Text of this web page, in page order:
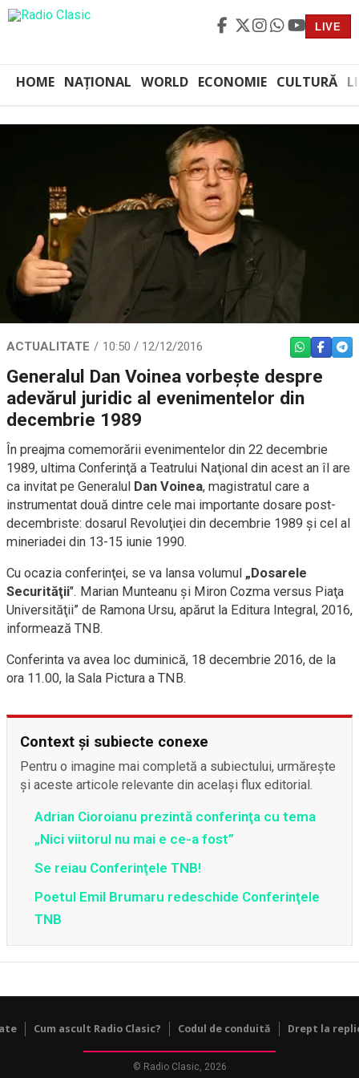
LIVE
HOME NAȚIONAL WORLD ECONOMIE CULTURĂ
ACTUALITATE 10:50 / 12/12/2016 WHATSAPP
Generalul Dan Voinea vorbeşte despre
adevărul juridic al evenimentelor din
decembrie 1989
În preajma comemorării evenimentelor din 22 decembrie
1989, ultima Conferinţă a Teatrului Naţional din acest an îl are
ca invitat pe Generalul Dan Voinea, magistratul care a
instrumentat două dintre cele mai importante dosare post-
decembriste: dosarul Revoluţiei din decembrie 1989 şi cel al
mineriadei din 13-15 iunie 1990.
Cu ocazia conferinţei, se va lansa volumul „Dosarele
Securităţii". Marian Munteanu şi Miron Cozma versus Piaţa
Universităţii” de Ramona Ursu, apărut la Editura Integral, 2016,
informează TNB.
Conferinta va avea loc duminică, 18 decembrie 2016, de la
ora 11.00, la Sala Pictura a TNB.
Context și subiecte conexe
Pentru o imagine mai completă a subiectului, urmărește
și aceste articole relevante din același flux editorial.
Adrian Cioroianu prezintă conferinţa cu tema
„Nici viitorul nu mai e ce-a fost”
Se reiau Conferinţele TNB!
Poetul Emil Brumaru redeschide Conferinţele
TNB
Cum ascult Radio Clasic? Codul de conduită Drept la
© Radio Clasic, 2026